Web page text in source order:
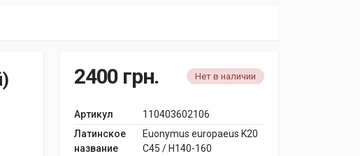
2400 грн. Нет в наличии
Артикул
110403602106
Латинское
название
Euonymus europaeus K20
C45 / H140-160